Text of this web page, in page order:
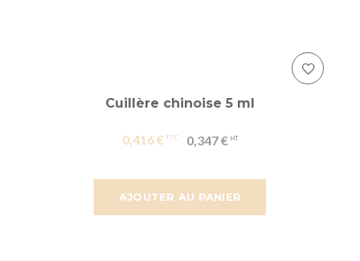
AJOUTER AU PANIER
Cuillère chinoise 5 ml
0,416 € 0,347 €